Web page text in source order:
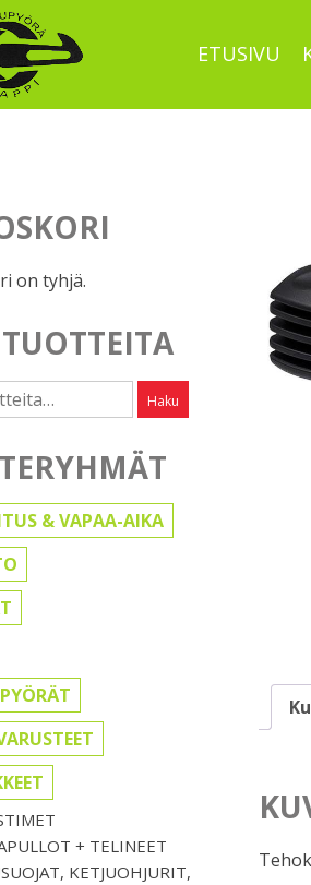
ETUSIVU
on tyhjä.
Haku
& VAPAA-AIKA
+ TELINEET
KETJUOHJURIT,